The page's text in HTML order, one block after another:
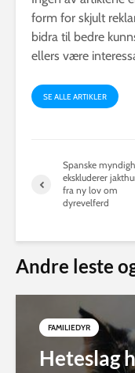
form for skjult
bidra til bedre
ellers være
SE ALLE ARTIKLER
Spanske
ekskluderer
fra ny lov om
dyrevelferd
Andre leste
FAMILIEDYR
Heteslag